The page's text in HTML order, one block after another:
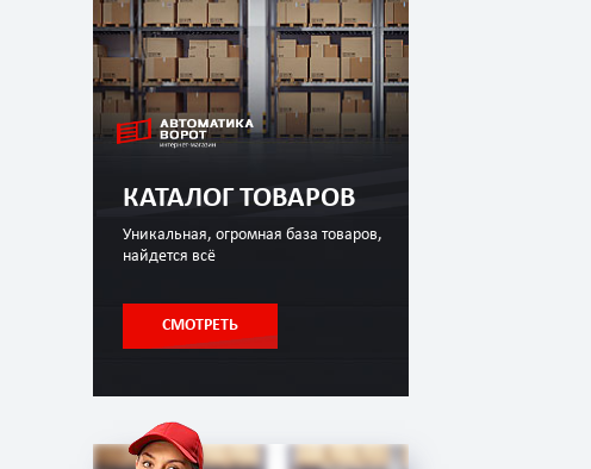
КАТАЛОГ ТОВАРОВ
Уникальная, огромная база товаров,
найдется всё
СМОТРЕТЬ